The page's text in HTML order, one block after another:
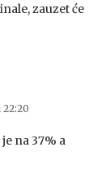
zauzet će
22:20
na 37% a